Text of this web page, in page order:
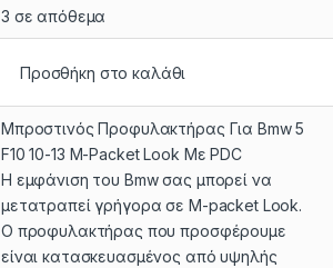
3 σε απόθεμα
Προσθήκη στο καλάθι
Μπροστινός Προφυλακτήρας Για Bmw 5
F10 10-13 M-Packet Look Με PDC
Η εμφάνιση του Bmw σας μπορεί να
μετατραπεί γρήγορα σε M-packet Look.
Ο προφυλακτήρας που προσφέρουμε
είναι κατασκευασμένος από υψηλής